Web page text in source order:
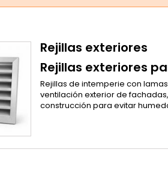
Rejillas exteriores
Rejillas exteriores
Rejillas de intemperie con
ventilación exterior de
construcción para evitar